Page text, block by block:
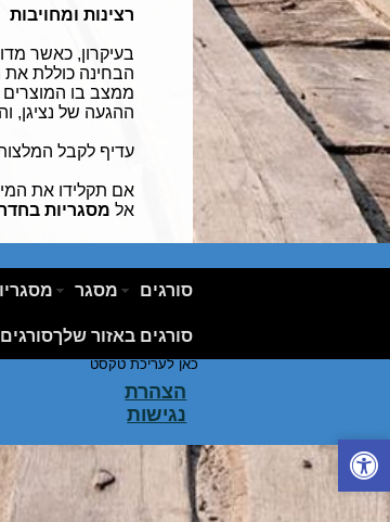
רצינות ומחויבות
בעיקרון, כאשר
הבחינה כוללת את
ממצב בו המוצרים
ההגעה של נציגן,
עדיף לקבל
אם תקלידו את
אל מסגריות
טקסט לחץ כאן לעריכת טקסט
לעריכת טקסט לחץ כאן
כאן לעריכת טקסט
סורגים מסגר
סורגים באזור שלך
הצהרת
נגישות